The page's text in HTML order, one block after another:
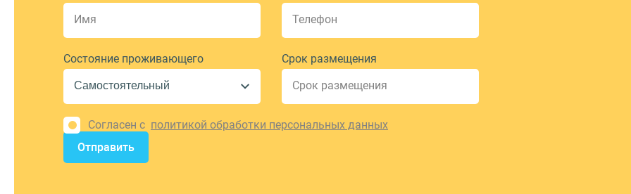
Состояние проживающего Срок размещения
Согласен с политикой обработки персональных данных
Отправить